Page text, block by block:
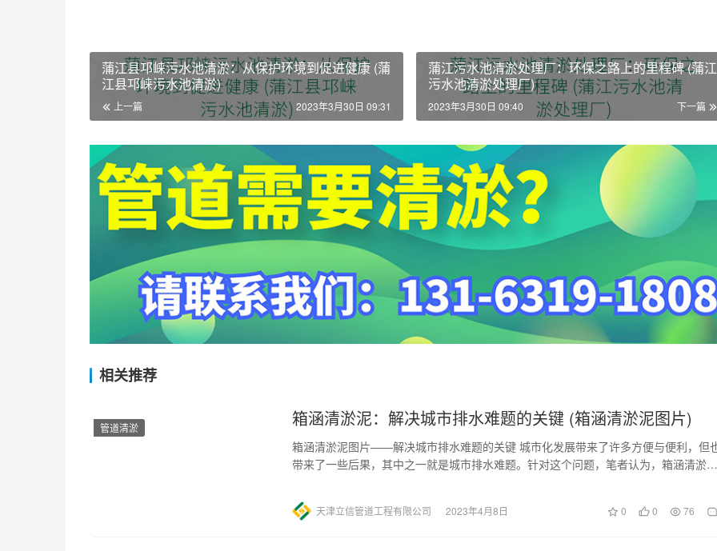
蒲江县邛崃污水池清淤：从保护环境到促进健康 (蒲
江县邛崃污水池清淤)
上一篇 2023年3月30日 09:31
蒲江污水池清淤处理厂：环保之路上的里程碑 (蒲江
污水池清淤处理厂)
下一篇
2023年3月30日 09:40
相关推荐
管道清淤 箱涵清淤泥：解决城市排水难题的关键 (箱涵清淤泥图片)
箱涵清淤泥图片——解决城市排水难题的关键 城市化发展带来了许多方便与便利，但
带来了一些后果，其中之一就是城市排水难题。针对这个问题，笔者认为，箱涵清淤泥
天津立信管道工程有限公司 2023年4月8日 0 0 76